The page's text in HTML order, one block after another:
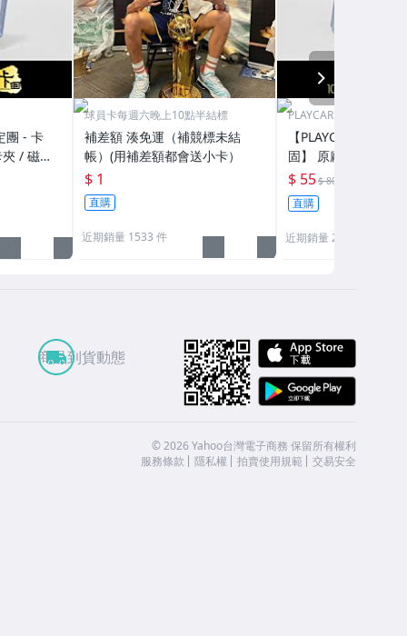
團 - 卡
/ 磁鐵
球員卡每週六晚上10點半結標
補差額 湊免運（補競標未結
帳）(用補差額都會送小卡）
$ 1
直購
近期銷量 1533 件
PLAYCARD 101鑑定團
【PLAYCARD 101
固】 原廠原裝 磁鐵
殼 尺寸：55pt /
$ 55$ 80
直購
近期銷量 271 件
商品到貨動態
©2026 Yahoo台灣電子商務 保留所有權利
服務條款
隱私權 拍賣使用規範 交易安全